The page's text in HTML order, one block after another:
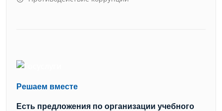
Решаем вместе
Есть предложения по организации учебного